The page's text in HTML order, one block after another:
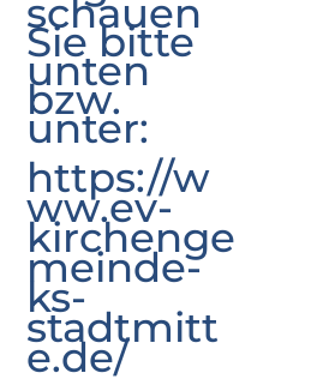
schauen
Sie bitte
unten
bzw.
unter:
https://w
ww.ev-
kirchenge
meinde-
ks-
stadtmitt
e.de/